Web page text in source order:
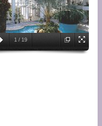
1 / 19
Tunisie Tunisie